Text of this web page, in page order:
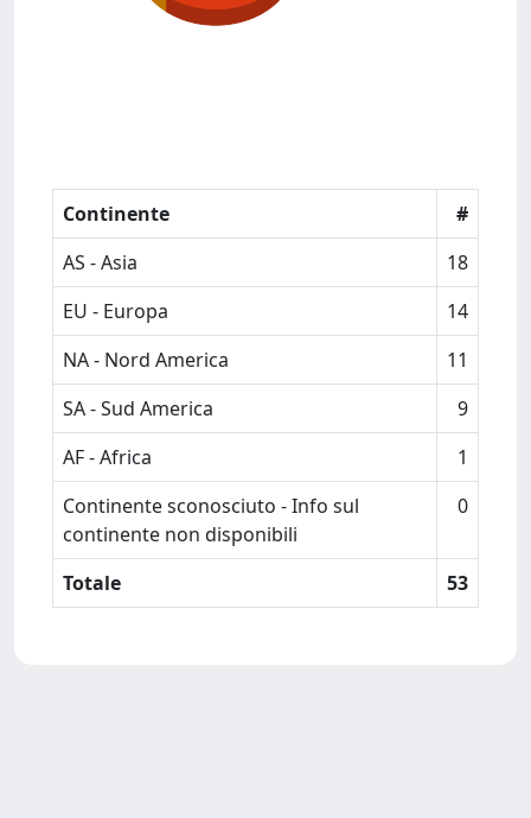
Continente
#
AS - Asia
18
EU - Europa
14
NA - Nord America
11
SA - Sud America
9
AF - Africa
1
Continente sconosciuto - Info sul
continente non disponibili
0
Totale 53